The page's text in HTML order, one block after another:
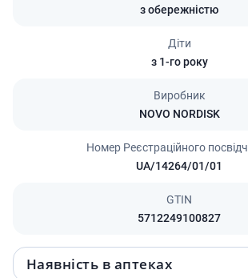
з обережністю
Діти
з 1-го року
Виробник
NOVO NORDISK
Номер Реєстраційного
UA/14264/01/01
GTIN
5712249100827
Наявність в аптеках